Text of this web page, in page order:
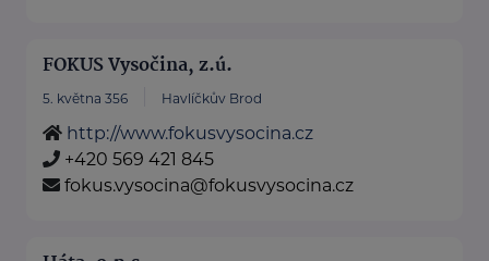
FOKUS Vysočina, z.ú.
5. května 356 Havlíčkův Brod
http://www.fokusvysocina.cz
+420 569 421 845
fokus.vysocina@fokusvysocina.cz